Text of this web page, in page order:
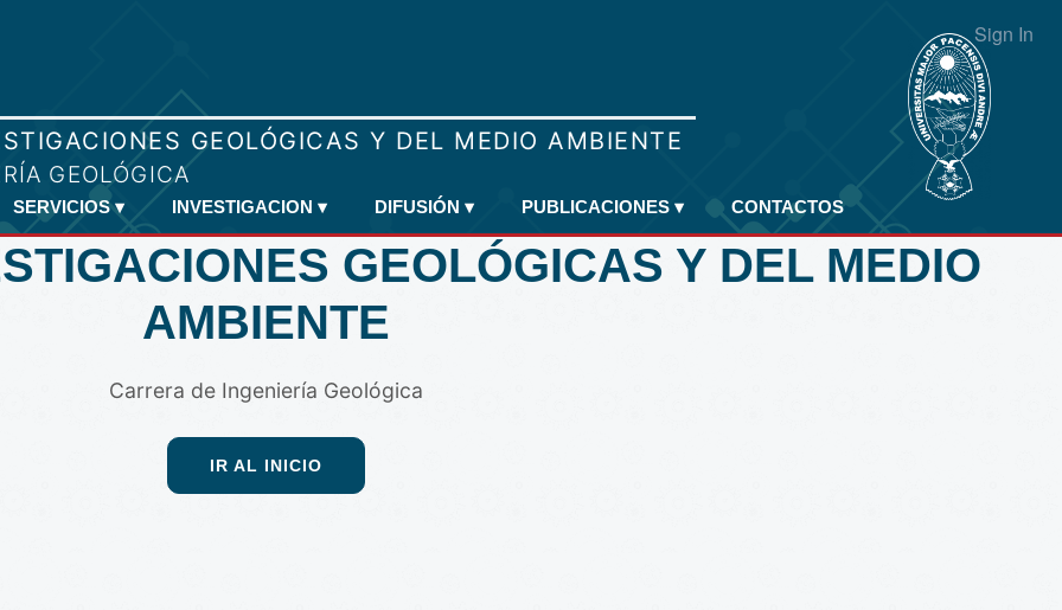
Sign In
SERVICIOS ▾ INVESTIGACION ▾ DIFUSIÓN ▾ PUBLICACIONES ▾ CONTACTOS
GEOLÓGICAS Y DEL MEDIO
AMBIENTE
Carrera de Ingeniería Geológica
IR AL INICIO